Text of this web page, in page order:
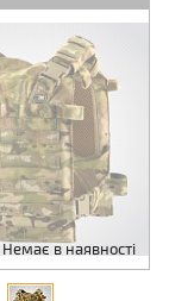
Немає в наявності